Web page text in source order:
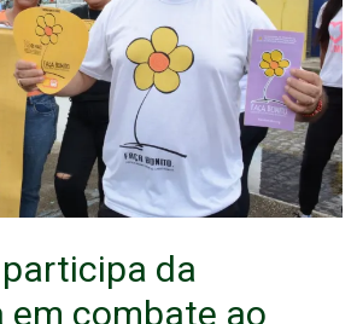
participa da
em combate ao